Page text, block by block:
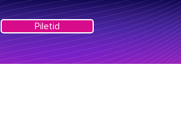
Piletid